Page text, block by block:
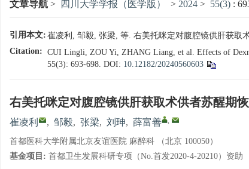
文章导航 > 四川大学学报（医学版） > 2024 > 55(3) :
引用本文:崔凌利, 邹毅, 张梁, 等. 右美托咪定对腹腔镜供肝获取
Citation: CUI Lingli, ZOU Yi, ZHANG Liang, et al. Effects of
55(3): 693-698. DOI: 10.12182/20240560603
右美托咪定对腹腔镜供肝获取术供者苏醒期
崔凌利 , 邹毅, 张梁, 刘珅, 薛富善 ,
首都医科大学附属北京友谊医院 麻醉科 （北京 100050）
基金项目: 首都卫生发展科研专项（No.首发2020-4-20210）资助